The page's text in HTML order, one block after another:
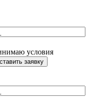
условия
заявку